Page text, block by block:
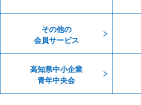
その他の
会員サービス
高知県中小企業
青年中央会